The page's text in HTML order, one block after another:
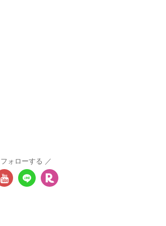
ォローする